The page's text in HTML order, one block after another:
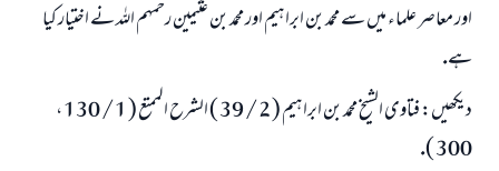
اور معاصر علماء ميں سے محمد بن ابراہيم اور محمد بن عثيمين رحمہم اللہ نے اختيار كيا
ہے.
ديكھيں: فتاوى الشيخ محمد بن ابراہيم ( 2 / 39 ) الشرح الممتع ( 1 / 130 ،
300 ).